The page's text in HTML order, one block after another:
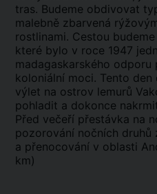
tras. Budeme obdivovat
malebně zbarvená
rostlinami. Cestou
které bylo v roce 1947
madagaskarského
koloniální moci. Tento
výlet na ostrov lemurů
pohladit a dokonce
Před večeří přestávka na
pozorování nočních
a přenocování v oblasti
km)